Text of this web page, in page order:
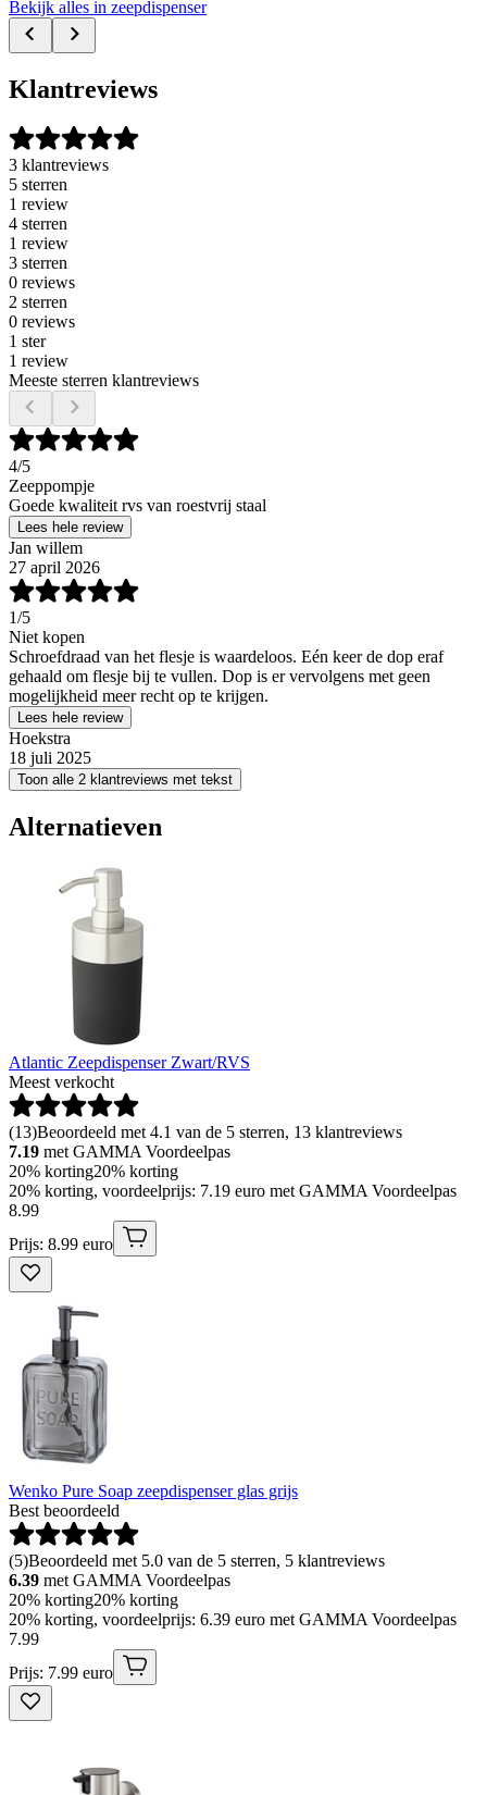
Bekijk alles in zeepdispenser
Klantreviews
3 klantreviews
5 sterren
1 review
4 sterren
1 review
3 sterren
0 reviews
2 sterren
0 reviews
1 ster
1 review
Meeste sterren klantreviews
4/5
Zeeppompje
Goede kwaliteit rvs van roestvrij staal
Lees hele review
Jan willem
27 april 2026
1/5
Niet kopen
Schroefdraad van het flesje is waardeloos. Eén keer de dop eraf
gehaald om flesje bij te vullen. Dop is er vervolgens met geen
mogelijkheid meer recht op te krijgen.
Lees hele review
Hoekstra
18 juli 2025
Toon alle 2 klantreviews met tekst
Alternatieven
Atlantic Zeepdispenser Zwart/RVS
Meest verkocht
(13)Beoordeeld met 4.1 van de 5 sterren, 13 klantreviews
7.19 met GAMMA Voordeelpas
20% korting20% korting
20% korting, voordeelprijs: 7.19 euro met GAMMA Voordeelpas
8.99
Prijs: 8.99 euro
Wenko Pure Soap zeepdispenser glas grijs
Best beoordeeld
(5)Beoordeeld met 5.0 van de 5 sterren, 5 klantreviews
6.39 met GAMMA Voordeelpas
20% korting20% korting
20% korting, voordeelprijs: 6.39 euro met GAMMA Voordeelpas
7.99
Prijs: 7.99 euro